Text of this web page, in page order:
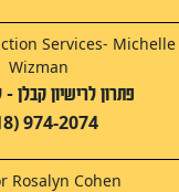
Services- Michelle
Wizman
פתרון לרישיון קבלן -
974-2074
Rosalyn Cohen